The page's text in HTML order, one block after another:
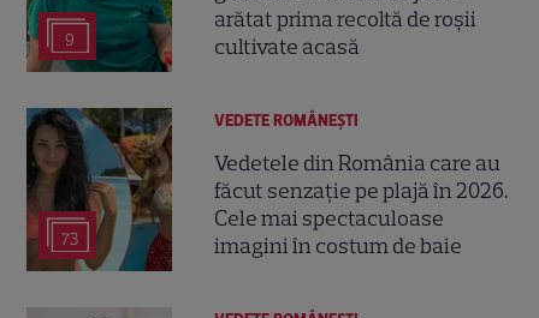
9
arătat prima recoltă de roșii
cultivate acasă
73
VEDETE ROMÂNEŞTI
Vedetele din România care au
făcut senzație pe plajă în 2026.
Cele mai spectaculoase
imagini în costum de baie